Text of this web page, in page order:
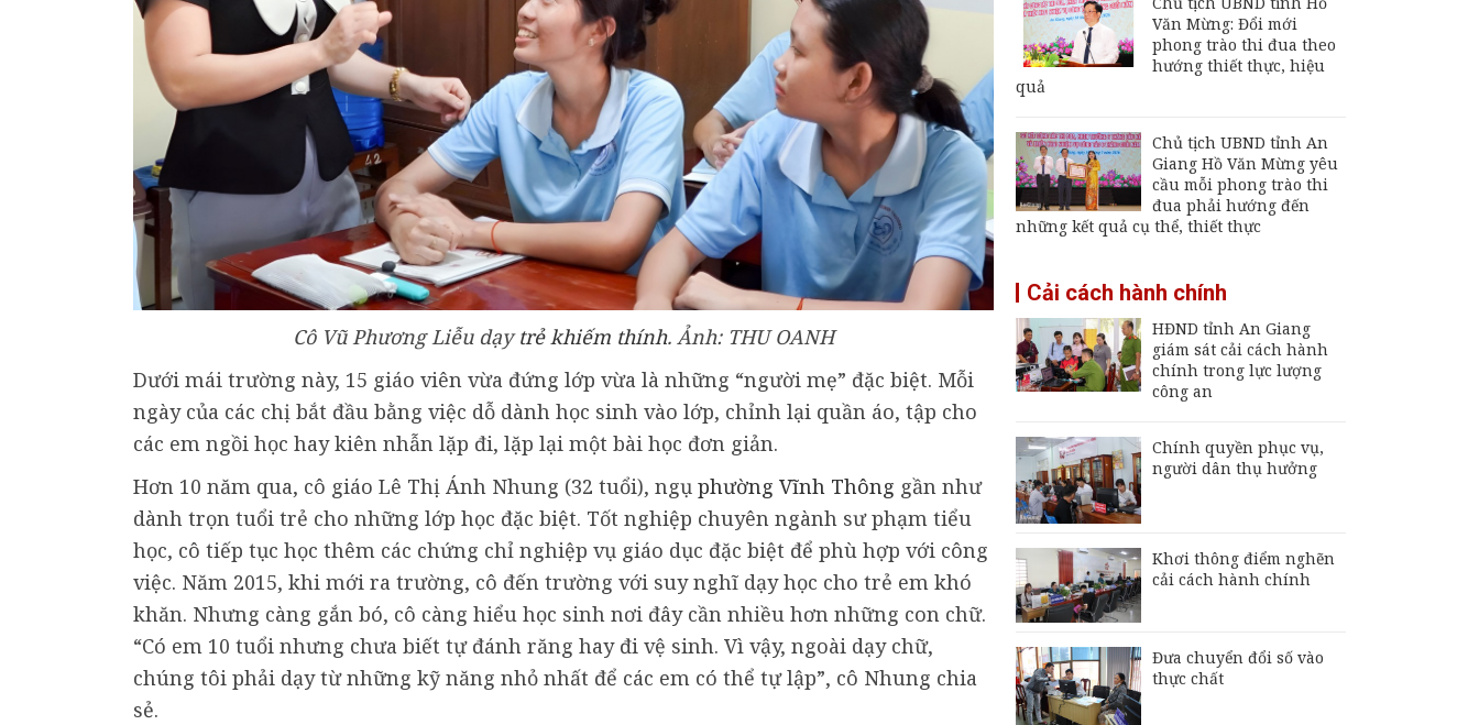
Cô Vũ Phương Liễu dạytrẻ khiếm thính. Ảnh: THU OANH
Dưới mái trường này, 15 giáo viên vừa đứng lớp vừa là những “người mẹ” đặc biệt. Mỗi
ngày của các chị bắt đầu bằng việc dỗ dành học sinh vào lớp, chỉnh lại quần áo, tập cho
các em ngồi học hay kiên nhẫn lặp đi, lặp lại một bài học đơn giản.
Hơn 10 năm qua, cô giáo Lê Thị Ánh Nhung (32 tuổi), ngụ phường Vĩnh Thông gần như
dành trọn tuổi trẻ cho những lớp học đặc biệt. Tốt nghiệp chuyên ngành sư phạm tiểu
học, cô tiếp tục học thêm các chứng chỉ nghiệp vụ giáo dục đặc biệt để phù hợp với công
việc. Năm 2015, khi mới ra trường, cô đến trường với suy nghĩ dạy học cho trẻ em khó
khăn. Nhưng càng gắn bó, cô càng hiểu học sinh nơi đây cần nhiều hơn những con chữ.
“Có em 10 tuổi nhưng chưa biết tự đánh răng hay đi vệ sinh. Vì vậy, ngoài dạy chữ,
chúng tôi phải dạy từ những kỹ năng nhỏ nhất để các em có thể tự lập”, cô Nhung chia
sẻ.
Quân sự tỉnh An
Giang
Thường trực UBND
An Thới hoạt động trở
lại
An Giang chốt hạn
vận hành nhà máy xử
lý rác Long Xuyên,
trễ sẽ thu hồi dự án
Vòng, Dương Đông để
phát triển Phú Quốc
Văn Mừng: Đổi mới
phong trào thi đua theo
hướng thiết thực, hiệu
quả
Chủ tịch UBND tỉnh An
Giang Hồ Văn Mừng yêu
cầu mỗi phong trào thi
đua phải hướng đến
những kết quả cụ thể, thiết thực
Cải cách hành chính
HĐND tỉnh An Giang
giám sát cải cách hành
chính trong lực lượng
công an
Chính quyền phục vụ,
người dân thụ hưởng
Khơi thông điểm nghẽn
cải cách hành chính
Đưa chuyển đổi số vào
thực chất